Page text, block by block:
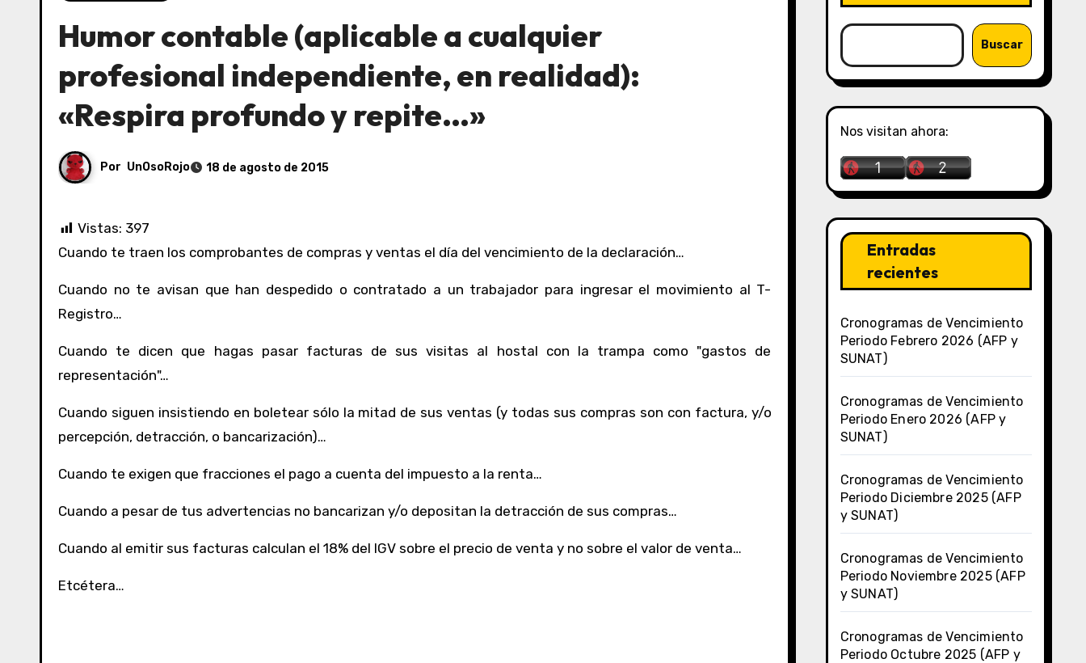
Humor contable (aplicable a cualquier
profesional independiente, en realidad):
«Respira profundo y repite…»
Por UnOsoRojo 18 de agosto de 2015
Vistas: 397
Cuando te traen los comprobantes de compras y ventas el día del vencimiento de la declaración…
Cuando no te avisan que han despedido o contratado a un trabajador para ingresar el movimiento al T-
Registro…
Cuando te dicen que hagas pasar facturas de sus visitas al hostal con la trampa como "gastos de
representación"…
Cuando siguen insistiendo en boletear sólo la mitad de sus ventas (y todas sus compras son con factura, y/o
percepción, detracción, o bancarización)…
Cuando te exigen que fracciones el pago a cuenta del impuesto a la renta…
Cuando a pesar de tus advertencias no bancarizan y/o depositan la detracción de sus compras…
Cuando al emitir sus facturas calculan el 18% del IGV sobre el precio de venta y no sobre el valor de venta…
Etcétera…
Buscar
Nos visitan ahora:
Entradas
recientes
Cronogramas de Vencimiento
Periodo Febrero 2026 (AFP y
SUNAT)
Cronogramas de Vencimiento
Periodo Enero 2026 (AFP y
SUNAT)
Cronogramas de Vencimiento
Periodo Diciembre 2025 (AFP
y SUNAT)
Cronogramas de Vencimiento
Periodo Noviembre 2025 (AFP
y SUNAT)
Cronogramas de Vencimiento
Periodo Octubre 2025 (AFP y